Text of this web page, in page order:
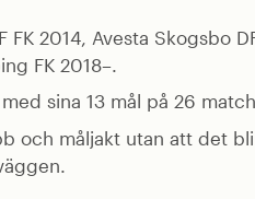
FK 2014, Avesta Skogsbo
FK 2018–.
sina 13 mål på 26
och måljakt utan att det